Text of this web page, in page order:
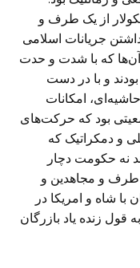
از یک طرف و
جریانات اسلامی
آن‌ها که با شدت و حدت
بودند و با در دست
امکانات
بود که حرکت‌های
و دمکراتیک که
نه حکومت دچار
طرف و مجاهدین و
شاه و امریکا در
زنده یاد بازرگان